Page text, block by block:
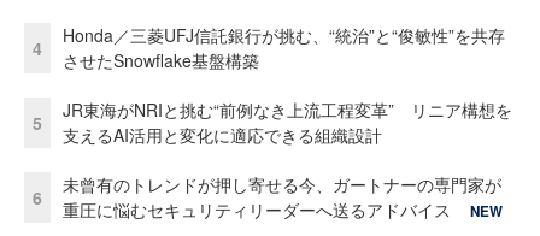
4
Honda／三菱UFJ信託銀行が挑む、“統治”と“俊敏性”を共存
させたSnowflake基盤構築
5
JR東海がNRIと挑む“前例なき上流工程変革” リニア構想を
支えるAI活用と変化に適応できる組織設計
6
未曾有のトレンドが押し寄せる今、ガートナーの専門家が
重圧に悩むセキュリティリーダーへ送るアドバイス
NEW